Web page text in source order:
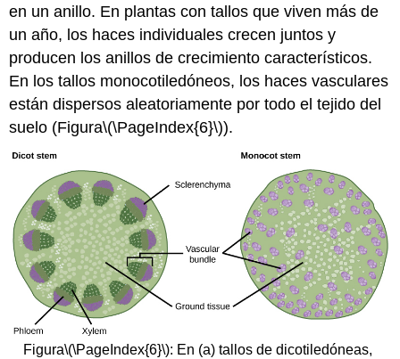
en un anillo. En plantas con tallos que viven más de
un año, los haces individuales crecen juntos y
producen los anillos de crecimiento característicos.
En los tallos monocotiledóneos, los haces vasculares
están dispersos aleatoriamente por todo el tejido del
suelo (Figura\(\PageIndex{6}\)).
Figura\(\PageIndex{6}\): En (a) tallos de dicotiledóneas,